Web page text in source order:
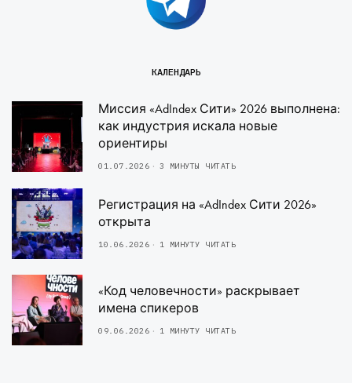
КАЛЕНДАРЬ
Миссия «AdIndex Сити» 2026 выполнена:
как индустрия искала новые
ориентиры
01.07.2026 3 МИНУТЫ ЧИТАТЬ
Регистрация на «AdIndex Сити 2026»
открыта
10.06.2026 1 МИНУТУ ЧИТАТЬ
«Код человечности» раскрывает
имена спикеров
09.06.2026 1 МИНУТУ ЧИТАТЬ